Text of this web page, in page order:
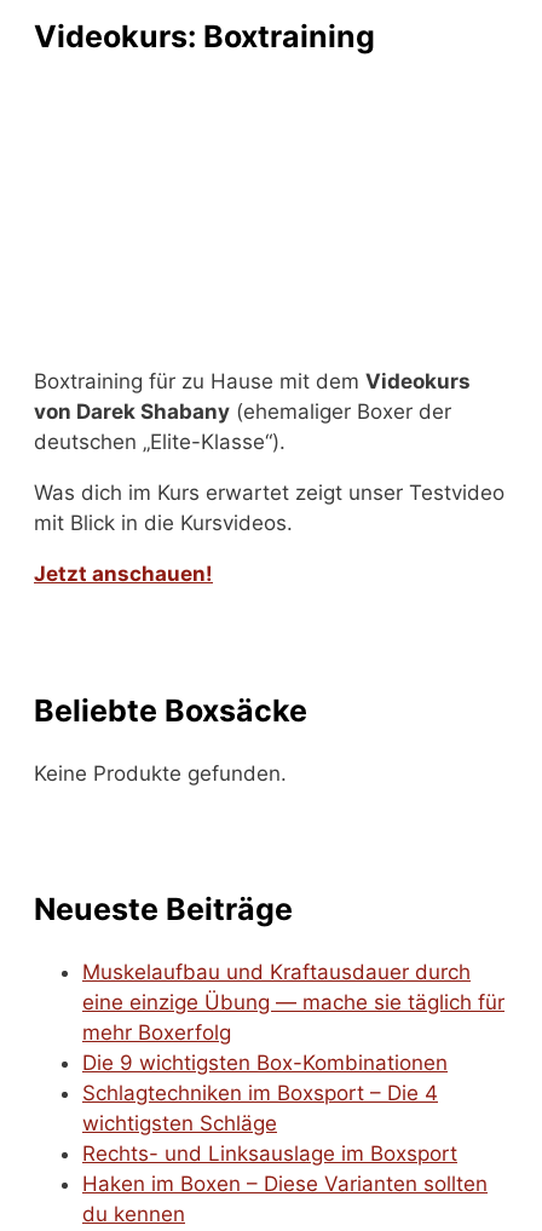
Videokurs: Boxtraining
Boxtraining für zu Hause mit dem Videokurs
von Darek Shabany (ehemaliger Boxer der
deutschen „Elite-Klasse“).
Was dich im Kurs erwartet zeigt unser Testvideo
mit Blick in die Kursvideos.
Jetzt anschauen!
Beliebte Boxsäcke
Keine Produkte gefunden.
Neueste Beiträge
Muskelaufbau und Kraftausdauer durch
eine einzige Übung — mache sie täglich für
mehr Boxerfolg
Die 9 wichtigsten Box-Kombinationen
Schlagtechniken im Boxsport – Die 4
wichtigsten Schläge
Rechts- und Linksauslage im Boxsport
Haken im Boxen – Diese Varianten sollten
du kennen